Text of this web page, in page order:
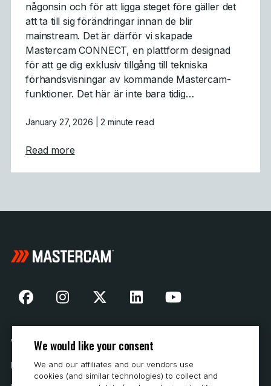
någonsin och för att ligga steget före gäller det
att ta till sig förändringar innan de blir
mainstream. Det är därför vi skapade
Mastercam CONNECT, en plattform designad
för att ge dig exklusiv tillgång till tekniska
förhandsvisningar av kommande Mastercam-
funktioner. Det här är inte bara tidig…
January 27, 2026 | 2 minute read
Read moreabout Mastercam CONNECT: Tidig
Vår historia
Hur man köper
We would like your consent
We and our affiliates and our vendors use
cookies (and similar technologies) to collect and